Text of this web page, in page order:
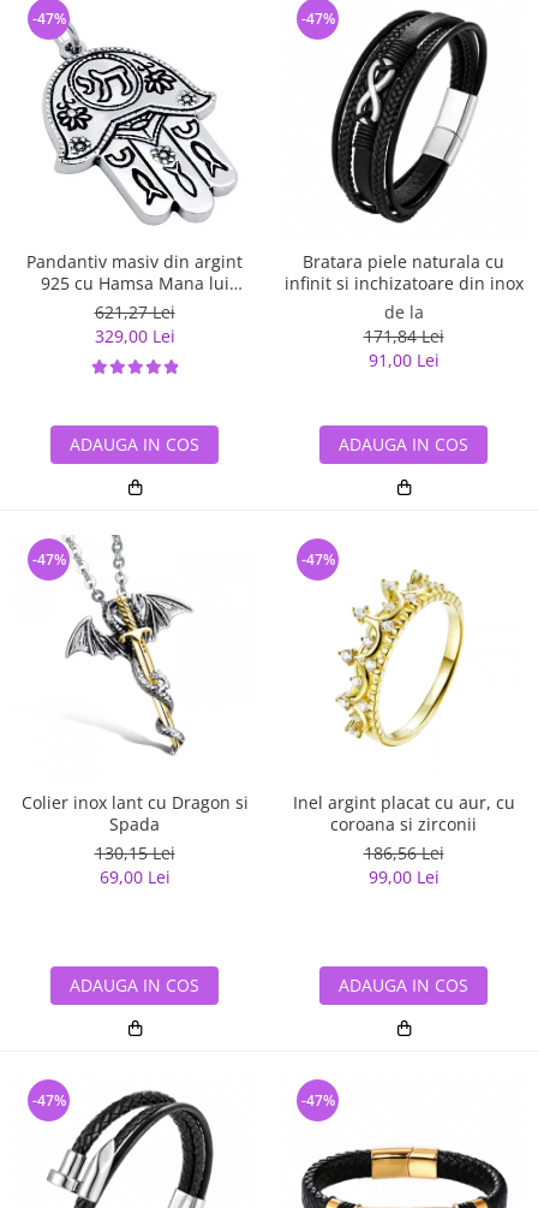
Pandantiv masiv din argint
925 cu Hamsa Mana lui
Fatima
621,27 Lei
329,00 Lei
-47%
ADAUGA IN COS
Bratara piele naturala cu
infinit si inchizatoare din inox
de la
171,84 Lei
91,00 Lei
-47%
ADAUGA IN COS
Colier inox lant cu Dragon si
Spada
130,15 Lei
69,00 Lei
-47%
ADAUGA IN COS
Inel argint placat cu aur, cu
coroana si zirconii
186,56 Lei
99,00 Lei
-47%
ADAUGA IN COS
-47% -47%